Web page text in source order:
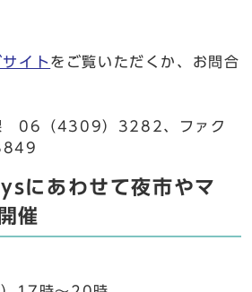
イト をご覧いただくか、お問合
06（4309）3282、ファク
にあわせて夜市やマ
催